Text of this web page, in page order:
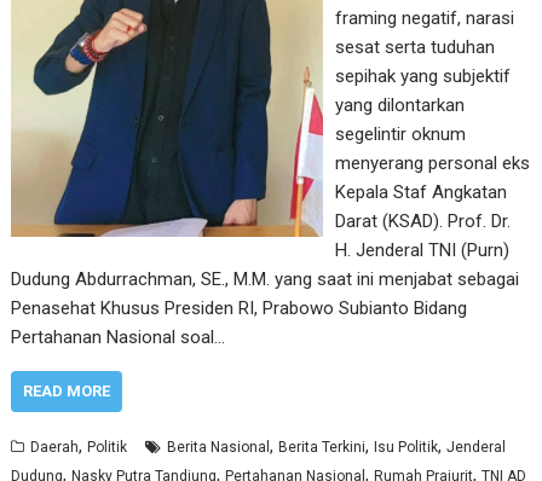
framing negatif, narasi
sesat serta tuduhan
sepihak yang subjektif
yang dilontarkan
segelintir oknum
menyerang personal eks
Kepala Staf Angkatan
Darat (KSAD). Prof. Dr.
H. Jenderal TNI (Purn)
Dudung Abdurrachman, SE., M.M. yang saat ini menjabat sebagai
Penasehat Khusus Presiden RI, Prabowo Subianto Bidang
Pertahanan Nasional soal…
READ MORE
Daerah,Politik Berita Nasional,Berita Terkini, Isu Politik,Jenderal
Dudung,Nasky Putra Tandjung,Pertahanan Nasional,Rumah Prajurit,TNI AD